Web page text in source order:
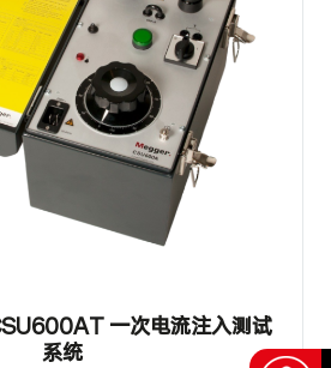
一次电流注入测试
系统